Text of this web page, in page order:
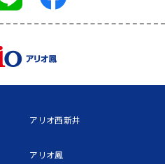
アリオ西新井
アリオ鳳